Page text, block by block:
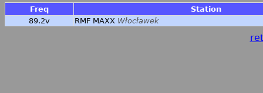
Freq
Station
89.2v
RMF MAXX Włocławek